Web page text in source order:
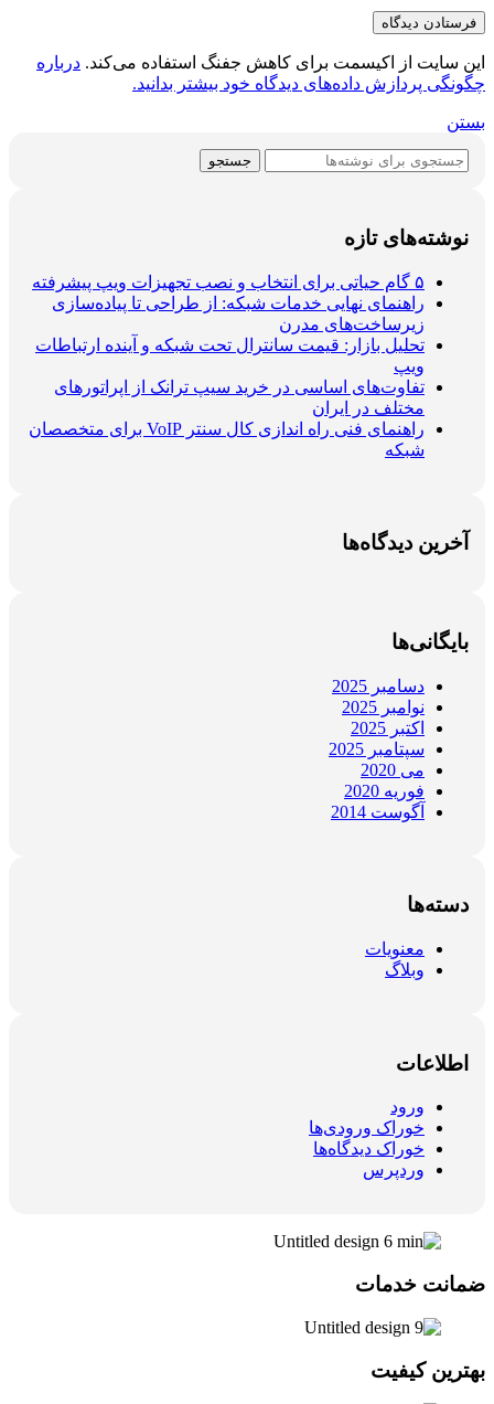
این سایت از اکیسمت برای کاهش جفنگ استفاده می‌کند. درباره
چگونگی پردازش داده‌های دیدگاه خود بیشتر بدانید.
بستن
جستجو
نوشته‌های تازه
۵ گام حیاتی برای انتخاب و نصب تجهیزات ویپ پیشرفته
راهنمای نهایی خدمات شبکه: از طراحی تا پیاده‌سازی
زیرساخت‌های مدرن
تحلیل بازار: قیمت سانترال تحت شبکه و آینده ارتباطات
ویپ
تفاوت‌های اساسی در خرید سیپ ترانک از اپراتورهای
مختلف در ایران
راهنمای فنی راه اندازی کال سنتر VoIP برای متخصصان
شبکه
آخرین دیدگاه‌ها
بایگانی‌ها
دسامبر 2025
نوامبر 2025
اکتبر 2025
سپتامبر 2025
می 2020
فوریه 2020
آگوست 2014
دسته‌ها
معنویات
وبلاگ
اطلاعات
ورود
خوراک ورودی‌ها
خوراک دیدگاه‌ها
وردپرس
ضمانت خدمات
بهترین کیفیت